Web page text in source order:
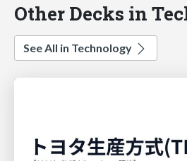
Other Decks in
See All in Technology